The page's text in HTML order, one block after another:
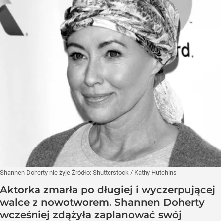
Shannen Doherty nie żyje Źródło: Shutterstock / Kathy Hutchins
Aktorka zmarła po długiej i wyczerpującej
walce z nowotworem. Shannen Doherty
wcześniej zdążyła zaplanować swój